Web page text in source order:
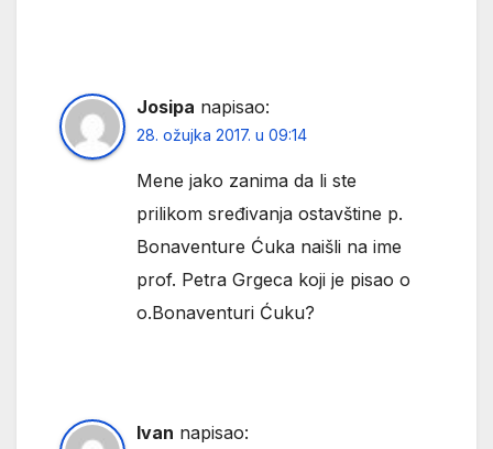
Josipa napisao:
28. ožujka 2017. u 09:14
Mene jako zanima da li ste
prilikom sređivanja ostavštine p.
Bonaventure Ćuka naišli na ime
prof. Petra Grgeca koji je pisao o
o.Bonaventuri Ćuku?
Ivan napisao: